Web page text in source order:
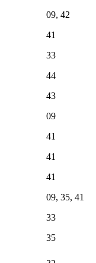
09, 42
41
33
44
43
09
41
41
41
09, 35, 41
33
35